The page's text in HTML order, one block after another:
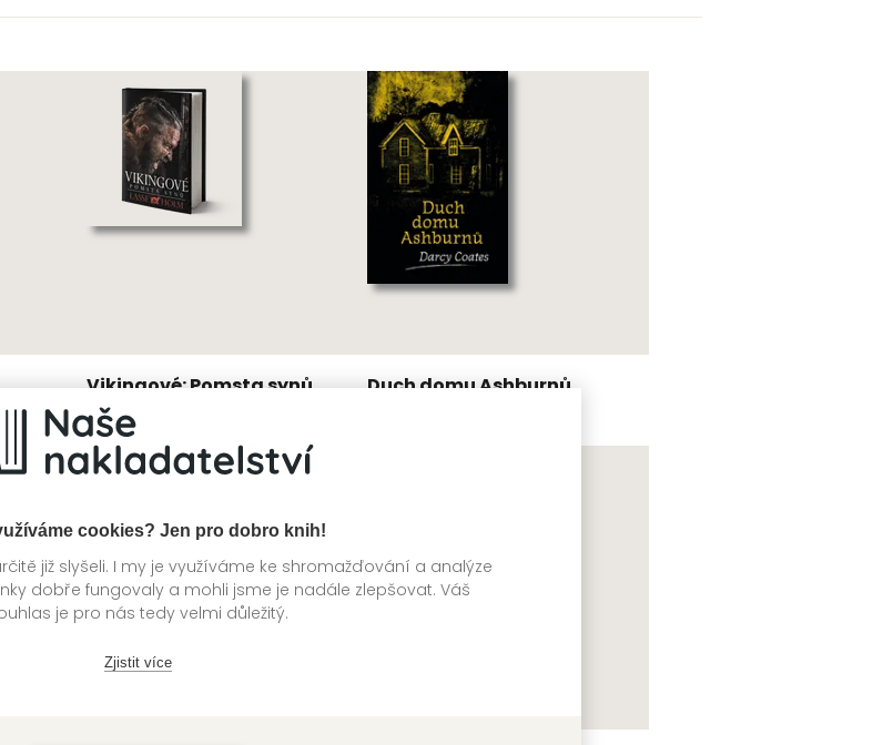
cookies? Jen pro dobro knih!
již slyšeli. I my je využíváme ke shromažďování a analýze
dobře fungovaly a mohli jsme je nadále zlepšovat. Váš
je pro nás tedy velmi důležitý.
Zjistit více
Vikingové: Pomsta synů
Lasse Holm
Duch domu Ashburnů